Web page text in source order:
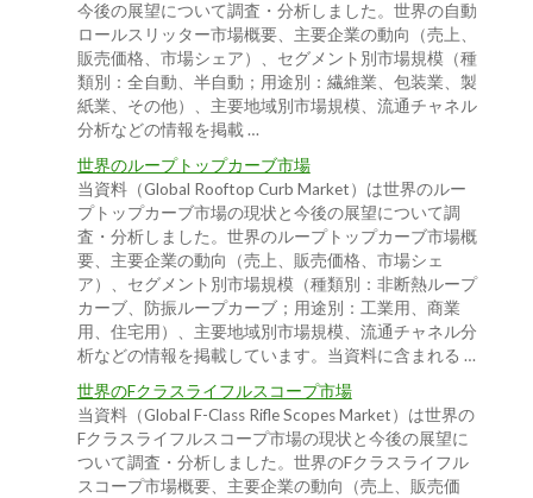
今後の展望について調査・分析しました。世界の自動
ロールスリッター市場概要、主要企業の動向（売上、
販売価格、市場シェア）、セグメント別市場規模（種
類別：全自動、半自動；用途別：繊維業、包装業、製
紙業、その他）、主要地域別市場規模、流通チャネル
分析などの情報を掲載 …
世界のループトップカーブ市場
当資料（Global Rooftop Curb Market）は世界のルー
プトップカーブ市場の現状と今後の展望について調
査・分析しました。世界のループトップカーブ市場概
要、主要企業の動向（売上、販売価格、市場シェ
ア）、セグメント別市場規模（種類別：非断熱ループ
カーブ、防振ループカーブ；用途別：工業用、商業
用、住宅用）、主要地域別市場規模、流通チャネル分
析などの情報を掲載しています。当資料に含まれる …
世界のFクラスライフルスコープ市場
当資料（Global F-Class Rifle Scopes Market）は世界の
Fクラスライフルスコープ市場の現状と今後の展望に
ついて調査・分析しました。世界のFクラスライフル
スコープ市場概要、主要企業の動向（売上、販売価